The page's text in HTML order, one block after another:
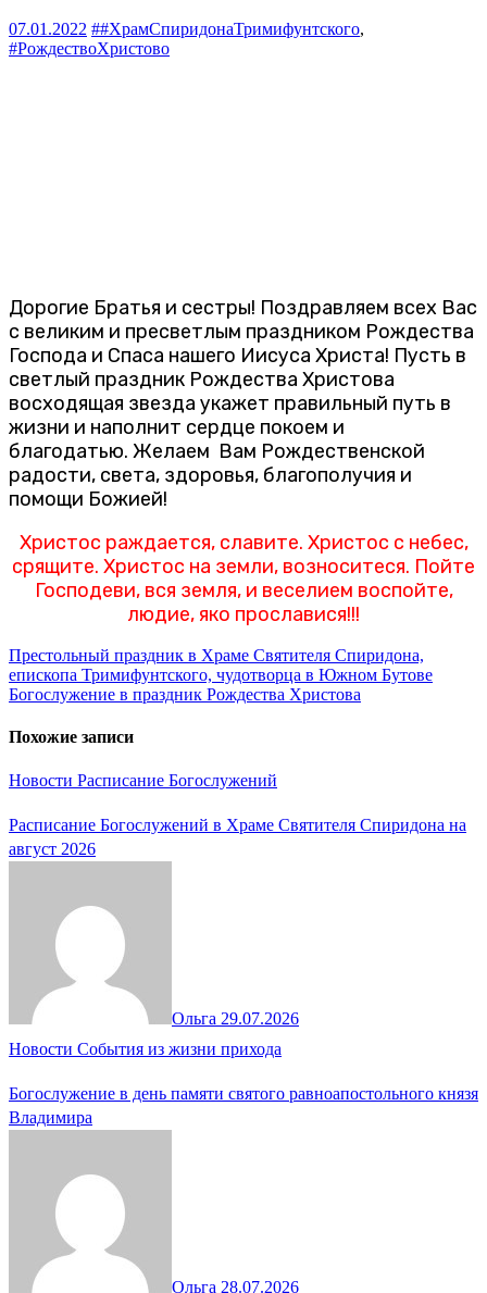
07.01.2022 ##ХрамСпиридонаТримифунтского,
#РождествоХристово
Дорогие Братья и сестры! Поздравляем всех Вас
с великим и пресветлым праздником Рождества
Господа и Спаса нашего Иисуса Христа! Пусть в
светлый праздник Рождества Христова
восходящая звезда укажет правильный путь в
жизни и наполнит сердце покоем и
благодатью. Желаем Вам Рождественской
радости, света, здоровья, благополучия и
помощи Божией!
Христос раждается, славите. Христос с небес,
срящите. Христос на земли, возноситеся. Пойте
Господеви, вся земля, и веселием воспойте,
людие, яко прославися!!!
Навигация
по
Престольный праздник в Храме Святителя Спиридона,
епископа Тримифунтского, чудотворца в Южном Бутове
Богослужение в праздник Рождества Христова
Похожие записи
Новости Расписание Богослужений
Расписание Богослужений в Храме Святителя Спиридона на
август 2026
Ольга 29.07.2026
Новости События из жизни прихода
Богослужение в день памяти святого равноапостольного князя
Владимира
Ольга 28.07.2026